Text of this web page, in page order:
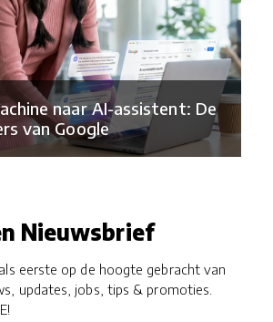
naar AI-assistent: De
van Google
Nieuwsbrief
eerste op de hoogte gebracht van
updates, jobs, tips & promoties.